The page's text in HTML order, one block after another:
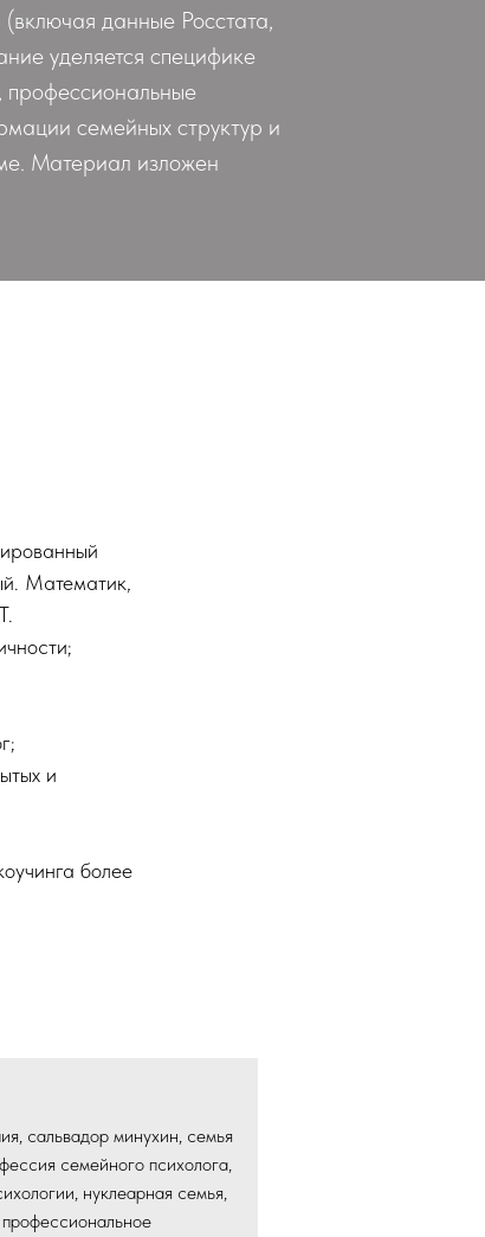
данные Росстата,
уделяется специфике
профессиональные
семейных структур и
Материал изложен
Математик,
и
более
сальвадор минухин, семья
семейного психолога,
нуклеарная семья,